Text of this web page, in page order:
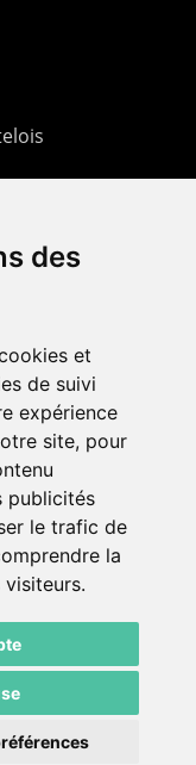
des
et
de suivi
expérience
site, pour
publicités
le trafic de
la